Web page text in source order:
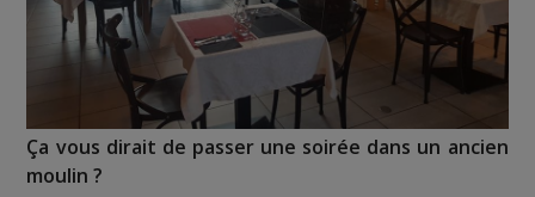
Ça vous dirait de passer une soirée dans un ancien
moulin ?